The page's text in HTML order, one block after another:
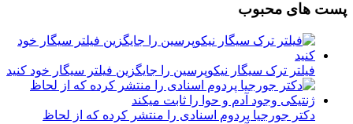
پست های محبوب
فیلتر ترک سیگار نیکوپرسین را جایگزین فیلتر سیگار خود کنید
دکتر جورجیا پردوم اسنادی را منتشر کرده که از لحاظ